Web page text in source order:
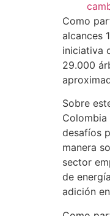
Como
alcances
iniciativa
29.000
Sobre
Colombia
desafíos
manera
sector
de
adición